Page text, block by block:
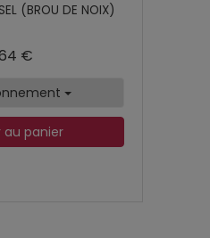
(BROU DE NOIX)
€
au panier